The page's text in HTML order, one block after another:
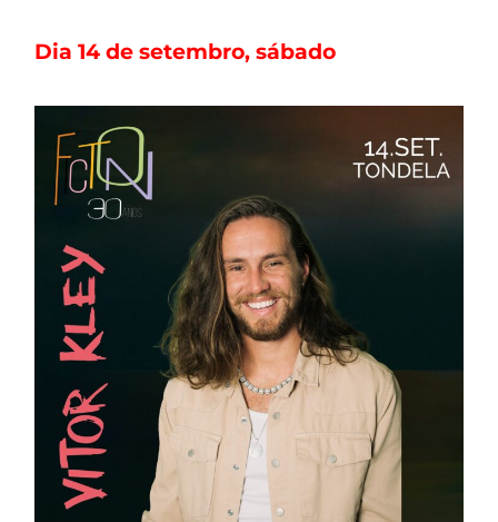
Dia 14 de setembro, sábado